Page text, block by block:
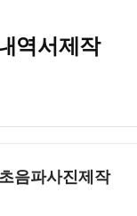
역서제작
음파사진제작